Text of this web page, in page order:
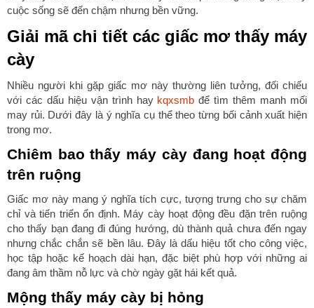
cuộc sống sẽ đến chậm nhưng bền vững.
Giải mã chi tiết các giấc mơ thấy máy
cày
Nhiều người khi gặp giấc mơ này thường liên tưởng, đối chiếu
với các dấu hiệu vận trình hay kqxsmb để tìm thêm manh mối
may rủi. Dưới đây là ý nghĩa cụ thể theo từng bối cảnh xuất hiện
trong mơ.
Chiêm bao thấy máy cày đang hoạt động
trên ruộng
Giấc mơ này mang ý nghĩa tích cực, tượng trưng cho sự chăm
chỉ và tiến triển ổn định. Máy cày hoạt động đều đặn trên ruộng
cho thấy bạn đang đi đúng hướng, dù thành quả chưa đến ngay
nhưng chắc chắn sẽ bền lâu. Đây là dấu hiệu tốt cho công việc,
học tập hoặc kế hoạch dài hạn, đặc biệt phù hợp với những ai
đang âm thầm nỗ lực và chờ ngày gặt hái kết quả.
Mộng thấy máy cày bị hỏng